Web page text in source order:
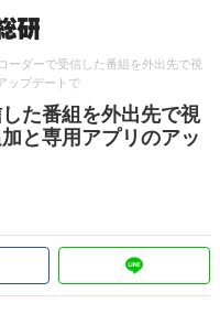
ーダーで受信した番組を外出先で視
ップデートで
た番組を外出先で視
と専用アプリのアッ